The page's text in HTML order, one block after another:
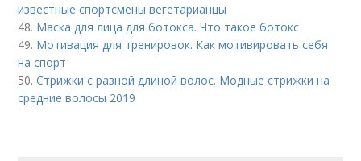
известные спортсмены вегетарианцы
48. Маска для лица для ботокса. Что такое ботокс
49. Мотивация для тренировок. Как мотивировать себя
на спорт
50.Стрижки с разной длиной волос. Модные стрижки на
средние волосы 2019